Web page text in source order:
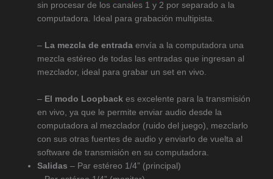
sin procesar de los canales 1 y 2 por separado a la
computadora. Ideal para grabación multipista.
– La mezcla de entrada envía a la computadora una
mezcla estéreo de todas las entradas que ingresan al
mezclador, ideal para grabar un set en vivo.
– El modo Loopback es excelente para la transmisión
en vivo, ya que le permite enviar audio desde la
computadora al mezclador (ruido del juego), mezclarlo
con sus otras fuentes de audio y enviarlo de vuelta al
software de transmisión en su computadora.
Salidas– Par estéreo 1/4” (principal)